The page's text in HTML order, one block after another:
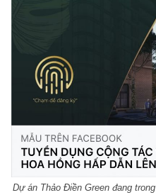
Dự án Thảo Điền Green đang